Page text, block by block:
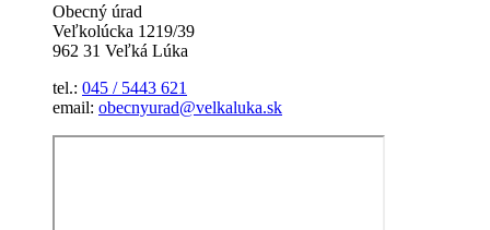
Obecný úrad
Veľkolúcka 1219/39
962 31 Veľká Lúka
tel.: 045 / 5443 621
email: obecnyurad@velkaluka.sk